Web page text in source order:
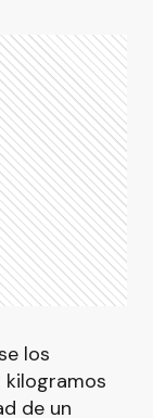
los
de un